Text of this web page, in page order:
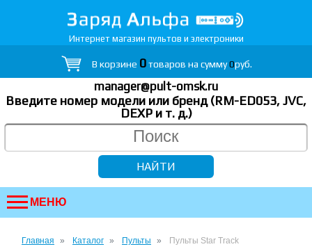
Интернет магазин пультов и электроники
В корзине 0товаров на сумму0руб.
manager@pult-omsk.ru
Введите номер модели или бренд (RM-ED053, JVC,
DEXP и т. д.)
МЕНЮ
Главная Каталог Пульты Пульты Star Track